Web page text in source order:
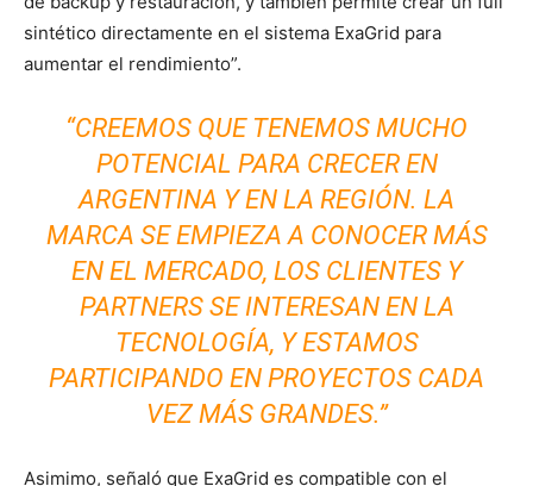
sintético directamente en el sistema ExaGrid para
aumentar el rendimiento”.
“CREEMOS QUE TENEMOS MUCHO
POTENCIAL PARA CRECER EN
ARGENTINA Y EN LA REGIÓN. LA
MARCA SE EMPIEZA A CONOCER MÁS
EN EL MERCADO, LOS CLIENTES Y
PARTNERS SE INTERESAN EN LA
TECNOLOGÍA, Y ESTAMOS
PARTICIPANDO EN PROYECTOS CADA
VEZ MÁS GRANDES.”
Asimimo, señaló que ExaGrid es compatible con el